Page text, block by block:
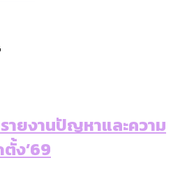
บคุณประชาชนที่ร่วม
ะและพื้นที่สีเขียวใน กทม. เพิ่ม
2568 [ข้อมูลดิบ]
ช่วงความขัดแย้งไทย-กัมพูชา
กต์ของ กทม. ในช่วงที่มีการใช้
ในยุคชัชชาติ มีอะไร ใช้งบแค่
ายุไทย [ข้อมูลดิบ]
ายงานปัญหาและความ
ง’69